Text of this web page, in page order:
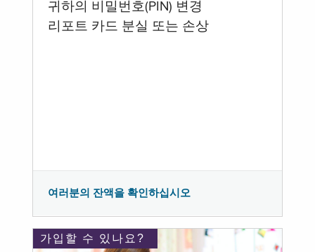
귀하의 비밀번호(PIN) 변경
리포트 카드 분실 또는 손상
여러분의 잔액을 확인하십시오
가입할 수 있나요?